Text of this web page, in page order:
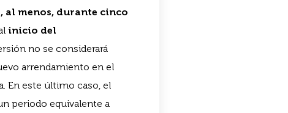
menos, durante cinco
inicio del
no se considerará
arrendamiento en el
En este último caso, el
periodo equivalente a